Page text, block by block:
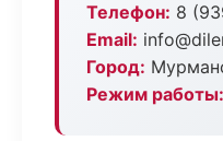
Телефон: 8
Email:
Город:
Режим работы: